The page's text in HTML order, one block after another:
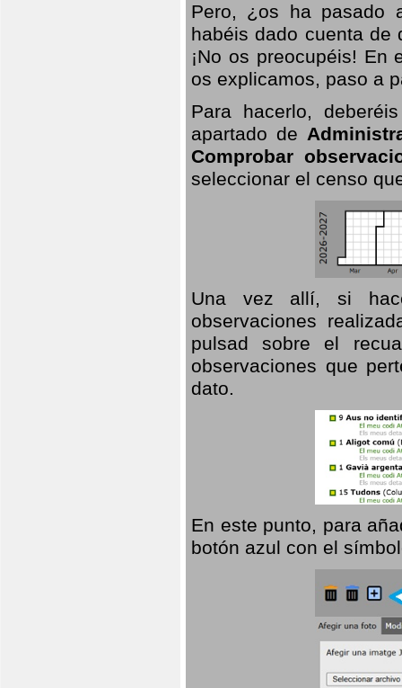
Pero, ¿os ha pasado
habéis dado cuenta de
¡No os preocupéis!
os explicamos, paso a
Para hacerlo,
apartado de
Comprobar
seleccionar el censo
Una vez allí, si
observaciones
pulsad sobre el
observaciones que
dato.
En este punto, para
botón azul con el